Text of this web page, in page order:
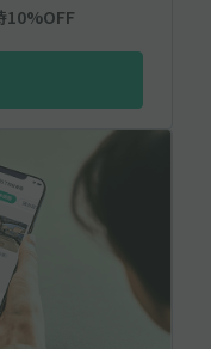
10%OFF